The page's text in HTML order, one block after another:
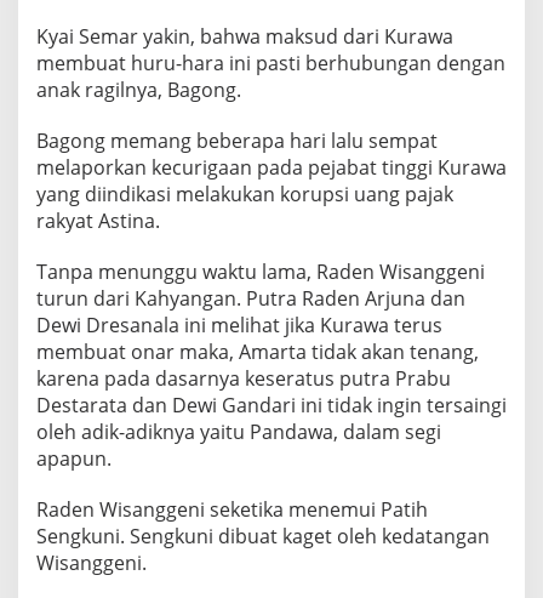
Kyai Semar yakin, bahwa maksud dari Kurawa
membuat huru-hara ini pasti berhubungan dengan
anak ragilnya, Bagong.
Bagong memang beberapa hari lalu sempat
melaporkan kecurigaan pada pejabat tinggi Kurawa
yang diindikasi melakukan korupsi uang pajak
rakyat Astina.
Tanpa menunggu waktu lama, Raden Wisanggeni
turun dari Kahyangan. Putra Raden Arjuna dan
Dewi Dresanala ini melihat jika Kurawa terus
membuat onar maka, Amarta tidak akan tenang,
karena pada dasarnya keseratus putra Prabu
Destarata dan Dewi Gandari ini tidak ingin tersaingi
oleh adik-adiknya yaitu Pandawa, dalam segi
apapun.
Raden Wisanggeni seketika menemui Patih
Sengkuni. Sengkuni dibuat kaget oleh kedatangan
Wisanggeni.